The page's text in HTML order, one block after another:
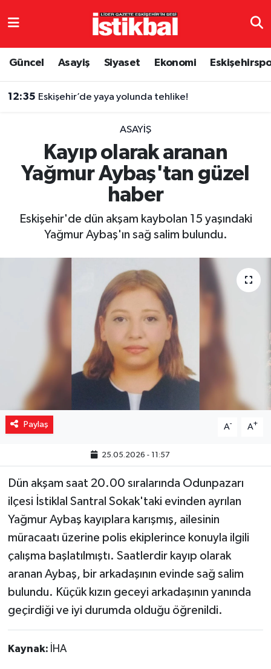
Güncel Asayiş Siyaset Ekonomi
12:35 Eskişehir’de yaya yolunda tehlike!
ASAYIŞ
Kayıp olarak aranan
Yağmur Aybaş'tan güzel
haber
Eskişehir'de dün akşam kaybolan 15 yaşındaki
Yağmur Aybaş'ın sağ salim bulundu.
Paylaş A- A+
25.05.2026 - 11:57
Dün akşam saat 20.00 sıralarında Odunpazarı
ilçesi İstiklal Santral Sokak'taki evinden ayrılan
Yağmur Aybaş kayıplara karışmış, ailesinin
müracaatı üzerine polis ekiplerince konuyla ilgili
çalışma başlatılmıştı. Saatlerdir kayıp olarak
aranan Aybaş, bir arkadaşının evinde sağ salim
bulundu. Küçük kızın geceyi arkadaşının yanında
geçirdiği ve iyi durumda olduğu öğrenildi.
Kaynak: İHA
Eskişehirspor
Spor
Ekonomi
Sağlık
Resmi ilanlar
Eskişehir Nöbetçi Eczaneler
TFF 3.Lig 4.Grup Puan Durumu ve Fikstür
Son Dakika Haberleri
Haber Arşivi